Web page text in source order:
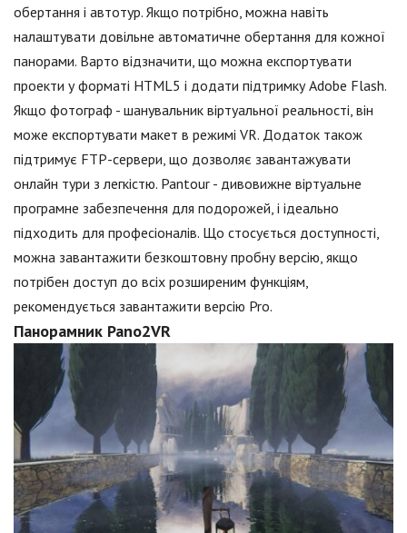
обертання і автотур. Якщо потрібно, можна навіть
налаштувати довільне автоматичне обертання для кожної
панорами. Варто відзначити, що можна експортувати
проекти у форматі HTML5 і додати підтримку Adobe Flash.
Якщо фотограф - шанувальник віртуальної реальності, він
може експортувати макет в режимі VR. Додаток також
підтримує FTP-сервери, що дозволяє завантажувати
онлайн тури з легкістю. Pantour - дивовижне віртуальне
програмне забезпечення для подорожей, і ідеально
підходить для професіоналів. Що стосується доступності,
можна завантажити безкоштовну пробну версію, якщо
потрібен доступ до всіх розширеним функціям,
рекомендується завантажити версію Pro.
Панорамник Pano2VR